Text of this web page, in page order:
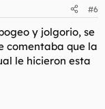
#6
y jolgorio, se
comentaba que la
le hicieron esta